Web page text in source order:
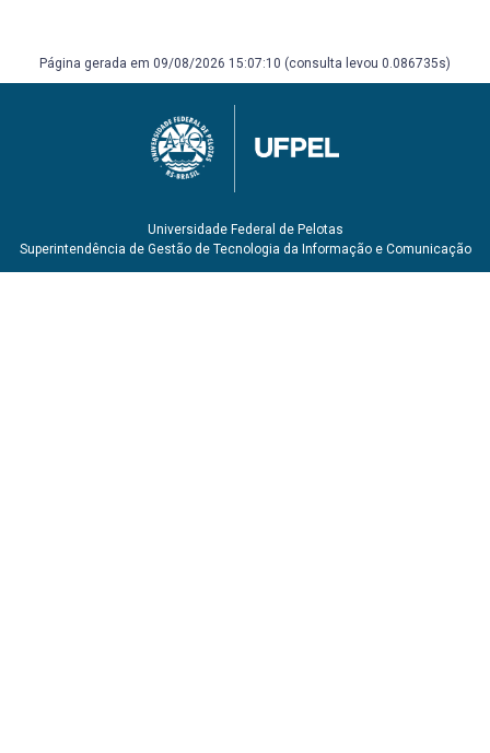
Página gerada em 09/08/2026 15:07:10 (consulta levou 0.086735s)
Universidade Federal de Pelotas
Superintendência de Gestão de Tecnologia da Informação e Comunicação